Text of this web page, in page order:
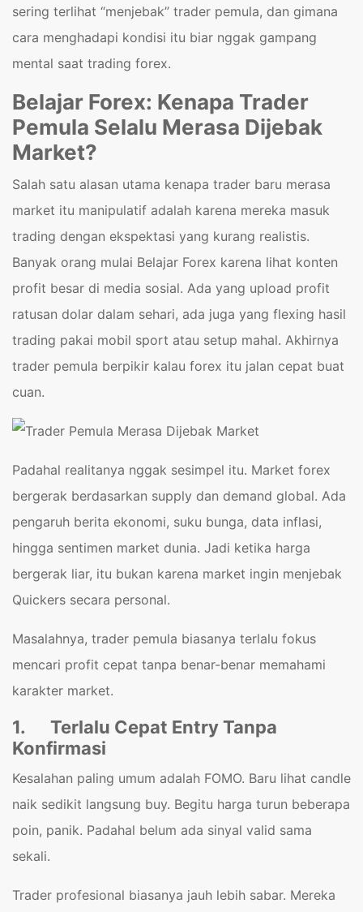
sering terlihat “menjebak” trader pemula, dan gimana
cara menghadapi kondisi itu biar nggak gampang
mental saat trading forex.
Belajar Forex: Kenapa Trader
Pemula Selalu Merasa Dijebak
Market?
Salah satu alasan utama kenapa trader baru merasa
market itu manipulatif adalah karena mereka masuk
trading dengan ekspektasi yang kurang realistis.
Banyak orang mulai Belajar Forex karena lihat konten
profit besar di media sosial. Ada yang upload profit
ratusan dolar dalam sehari, ada juga yang flexing hasil
trading pakai mobil sport atau setup mahal. Akhirnya
trader pemula berpikir kalau forex itu jalan cepat buat
cuan.
Padahal realitanya nggak sesimpel itu. Market forex
bergerak berdasarkan supply dan demand global. Ada
pengaruh berita ekonomi, suku bunga, data inflasi,
hingga sentimen market dunia. Jadi ketika harga
bergerak liar, itu bukan karena market ingin menjebak
Quickers secara personal.
Masalahnya, trader pemula biasanya terlalu fokus
mencari profit cepat tanpa benar-benar memahami
karakter market.
1.
Terlalu Cepat Entry Tanpa
Konfirmasi
Kesalahan paling umum adalah FOMO. Baru lihat candle
naik sedikit langsung buy. Begitu harga turun beberapa
poin, panik. Padahal belum ada sinyal valid sama
sekali.
Trader profesional biasanya jauh lebih sabar. Mereka